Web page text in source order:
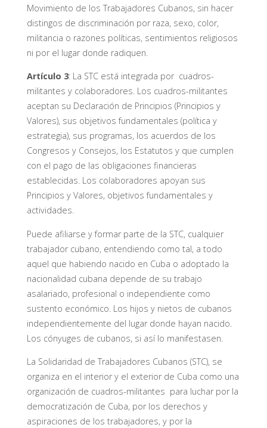
Movimiento de los Trabajadores Cubanos, sin hacer
distingos de discriminación por raza, sexo, color,
militancia o razones políticas, sentimientos religiosos
ni por el lugar donde radiquen.
Artículo 3: La STC está integrada por cuadros-
militantes y colaboradores. Los cuadros-militantes
aceptan su Declaración de Principios (Principios y
Valores), sus objetivos fundamentales (política y
estrategia), sus programas, los acuerdos de los
Congresos y Consejos, los Estatutos y que cumplen
con el pago de las obligaciones financieras
establecidas. Los colaboradores apoyan sus
Principios y Valores, objetivos fundamentales y
actividades.
Puede afiliarse y formar parte de la STC, cualquier
trabajador cubano, entendiendo como tal, a todo
aquel que habiendo nacido en Cuba o adoptado la
nacionalidad cubana depende de su trabajo
asalariado, profesional o independiente como
sustento económico. Los hijos y nietos de cubanos
independientemente del lugar donde hayan nacido.
Los cónyuges de cubanos, si así lo manifestasen.
La Solidaridad de Trabajadores Cubanos (STC), se
organiza en el interior y el exterior de Cuba como una
organización de cuadros-militantes para luchar por la
democratización de Cuba, por los derechos y
aspiraciones de los trabajadores, y por la